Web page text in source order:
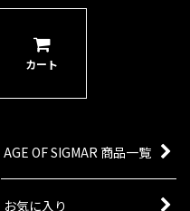
カート
AGE OF SIGMAR 商品一覧
お気に入り